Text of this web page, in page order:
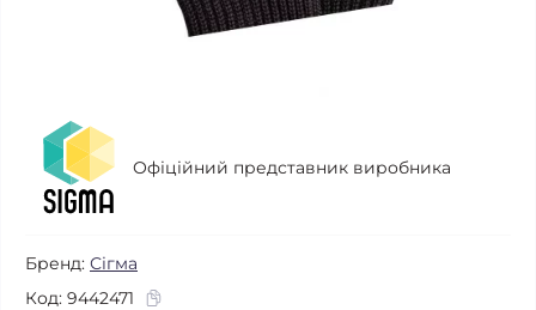
Офіційний представник виробника
Бренд: Сігма
Код: 9442471